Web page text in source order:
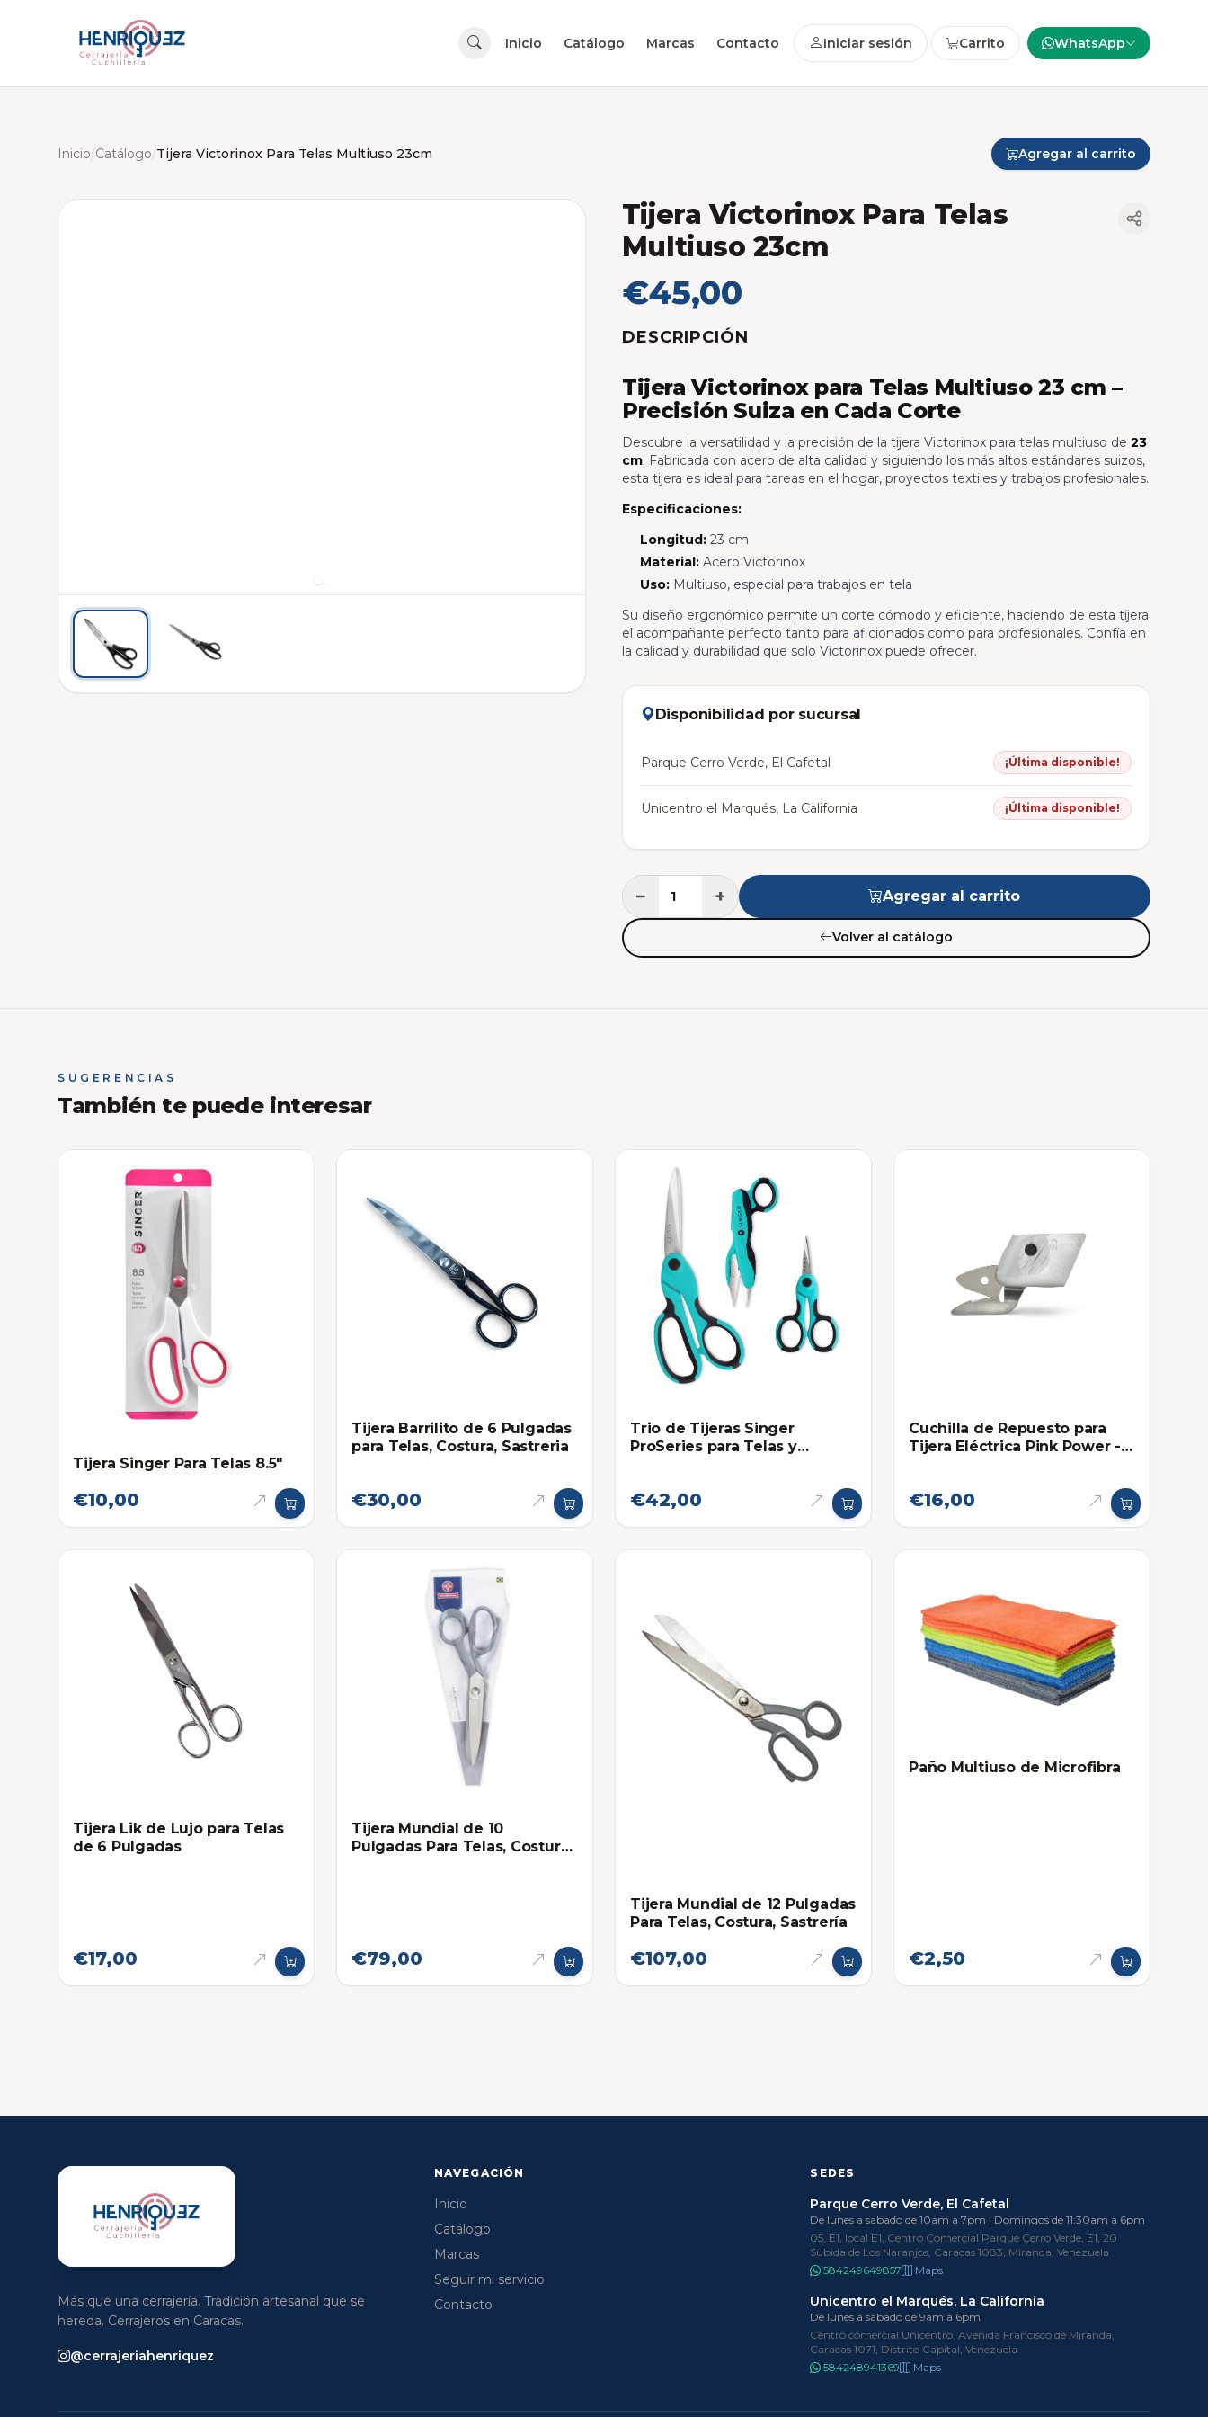
Inicio Catálogo Marcas Contacto Iniciar sesión Carrito WhatsApp
Inicio/Catálogo/Tijera Victorinox Para Telas Multiuso 23cm Agregar al carrito
Tijera Victorinox Para Telas
Multiuso 23cm
€45,00
DESCRIPCIÓN
Tijera Victorinox para Telas Multiuso 23 cm –
Precisión Suiza en Cada Corte
Descubre la versatilidad y la precisión de la tijera Victorinox para telas multiuso de 23
cm. Fabricada con acero de alta calidad y siguiendo los más altos estándares suizos,
esta tijera es ideal para tareas en el hogar, proyectos textiles y trabajos profesionales.
Especificaciones:
Longitud:23 cm
Material:Acero Victorinox
Uso:Multiuso, especial para trabajos en tela
Su diseño ergonómico permite un corte cómodo y eficiente, haciendo de esta tijera
el acompañante perfecto tanto para aficionados como para profesionales. Confía en
la calidad y durabilidad que solo Victorinox puede ofrecer.
Disponibilidad por sucursal
Parque Cerro Verde, El Cafetal ¡Última disponible!
Unicentro el Marqués, La California ¡Última disponible!
− + Agregar al carrito
Volver al catálogo
SUGERENCIAS
También te puede interesar
Tijera Singer Para Telas 8.5"
€10,00
Tijera Barrilito de 6 Pulgadas
para Telas, Costura, Sastreria
€30,00
Trio de Tijeras Singer
ProSeries para Telas y
€42,00
Cuchilla de Repuesto para
Tijera Eléctrica Pink Power -
€16,00
Tijera Lik de Lujo para Telas
de 6 Pulgadas
€17,00
Tijera Mundial de 10
Pulgadas Para Telas, Costura,
€79,00
Tijera Mundial de 12 Pulgadas
Para Telas, Costura, Sastrería
€107,00
Paño Multiuso de Microfibra
€2,50
Más que una cerrajería. Tradición artesanal que se
hereda. Cerrajeros en Caracas.
@cerrajeriahenriquez
NAVEGACIÓN
Inicio
Catálogo
Marcas
Seguir mi servicio
Contacto
SEDES
Parque Cerro Verde, El Cafetal
De lunes a sabado de 10am a 7pm | Domingos de 11:30am a 6pm
05, E1, local E1, Centro Comercial Parque Cerro Verde, E1, 20
Subida de Los Naranjos, Caracas 1083, Miranda, Venezuela
584249649857
Maps
Unicentro el Marqués, La California
De lunes a sabado de 9am a 6pm
Centro comercial Unicentro, Avenida Francisco de Miranda,
Caracas 1071, Distrito Capital, Venezuela
584248941369
Maps